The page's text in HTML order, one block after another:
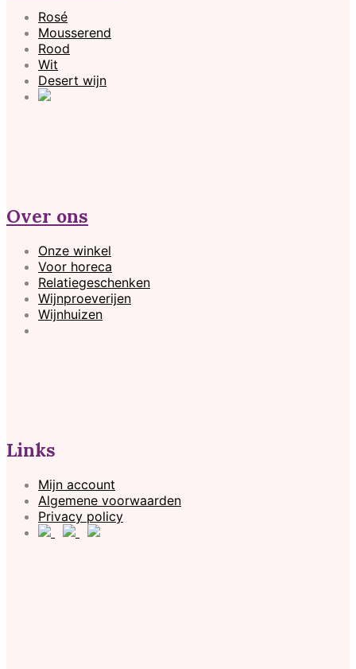
Rosé
Mousserend
Rood
Wit
Desert wijn
Over ons
Onze winkel
Voor horeca
Relatiegeschenken
Wijnproeverijen
Wijnhuizen
Links
Mijn account
Algemene voorwaarden
Privacy policy